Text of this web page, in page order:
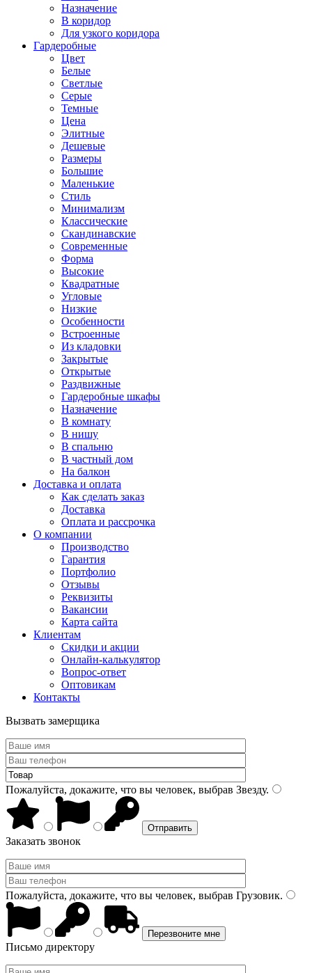
Назначение
В коридор
Для узкого коридора
Гардеробные
Цвет
Белые
Светлые
Серые
Темные
Цена
Элитные
Дешевые
Размеры
Большие
Маленькие
Стиль
Минимализм
Классические
Скандинавские
Современные
Форма
Высокие
Квадратные
Угловые
Низкие
Особенности
Встроенные
Из кладовки
Закрытые
Открытые
Раздвижные
Гардеробные шкафы
Назначение
В комнату
В нишу
В спальню
В частный дом
На балкон
Доставка и оплата
Как сделать заказ
Доставка
Оплата и рассрочка
О компании
Производство
Гарантия
Портфолио
Отзывы
Реквизиты
Вакансии
Карта сайта
Клиентам
Скидки и акции
Онлайн-калькулятор
Вопрос-ответ
Оптовикам
Контакты
Вызвать замерщика
Пожалуйста, докажите, что вы человек, выбрав Звезду.
Заказать звонок
Пожалуйста, докажите, что вы человек, выбрав Грузовик.
Письмо директору